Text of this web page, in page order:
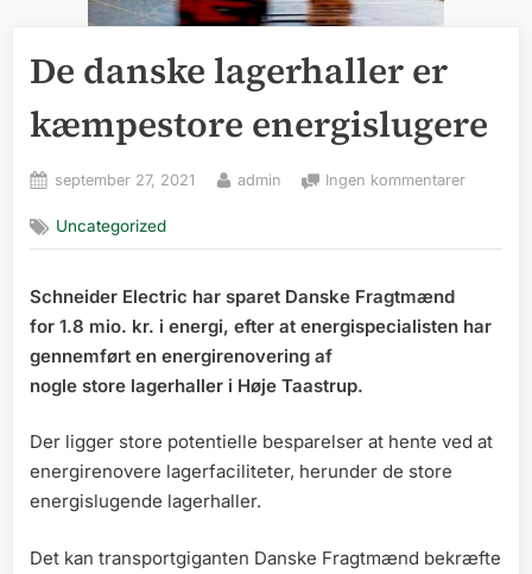
De danske lagerhaller er
kæmpestore energislugere
Posted
september 27, 2021 By
admin Ingen kommentarertil
Uncategorized
Schneider Electric har sparet Danske Fragtmænd
for 1.8 mio. kr. i energi, efter at energispecialisten har
gennemført en energirenovering af
nogle store lagerhaller i Høje Taastrup.
Der ligger store potentielle besparelser at hente ved at
energirenovere lagerfaciliteter, herunder de store
energislugende lagerhaller.
Det kan transportgiganten Danske Fragtmænd bekræfte